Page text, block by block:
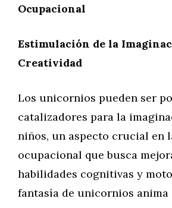
Ocupacional
Estimulación de la
Creatividad
Los unicornios pueden ser
catalizadores para la
niños, un aspecto crucial en
ocupacional que busca
habilidades cognitivas y
fantasía de unicornios anima